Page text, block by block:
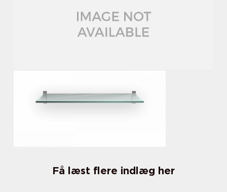
Få læst flere indlæg her